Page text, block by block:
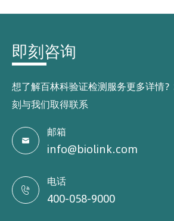
即刻咨询
想了解百林科验证检测服务更多详情
刻与我们取得联系

邮箱
info@biolink.com

电话
400-058-9000